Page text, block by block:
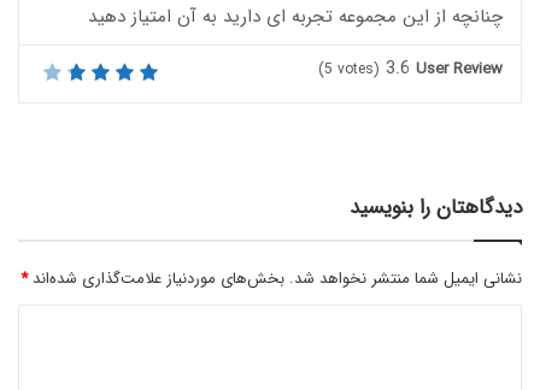
چنانچه از این مجموعه تجربه ای دارید به آن امتیاز دهید
User Review
3.6
(5 votes)
دیدگاهتان را بنویسید
نشانی ایمیل شما منتشر نخواهد شد. بخش‌های موردنیاز علامت‌گذاری شده‌اند*